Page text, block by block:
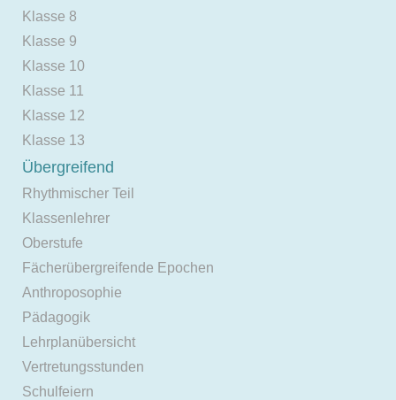
Klasse 8
Klasse 9
Klasse 10
Klasse 11
Klasse 12
Klasse 13
Übergreifend
Rhythmischer Teil
Klassenlehrer
Oberstufe
Fächerübergreifende Epochen
Anthroposophie
Pädagogik
Lehrplanübersicht
Vertretungsstunden
Schulfeiern